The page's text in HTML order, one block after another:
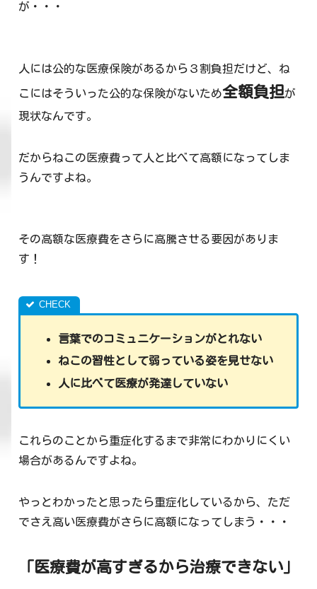
が・・・
人には公的な医療保険があるから３割負担だけど、ね
こにはそういった公的な保険がないため全額負担が
現状なんです。
だからねこの医療費って人と比べて高額になってしま
うんですよね。
その高額な医療費をさらに高騰させる要因がありま
す！
言葉でのコミュニケーションがとれない
ねこの習性として弱っている姿を見せない
人に比べて医療が発達していない
これらのことから重症化するまで非常にわかりにくい
場合があるんですよね。
やっとわかったと思ったら重症化しているから、ただ
でさえ高い医療費がさらに高額になってしまう・・・
「医療費が高すぎるから治療できない」